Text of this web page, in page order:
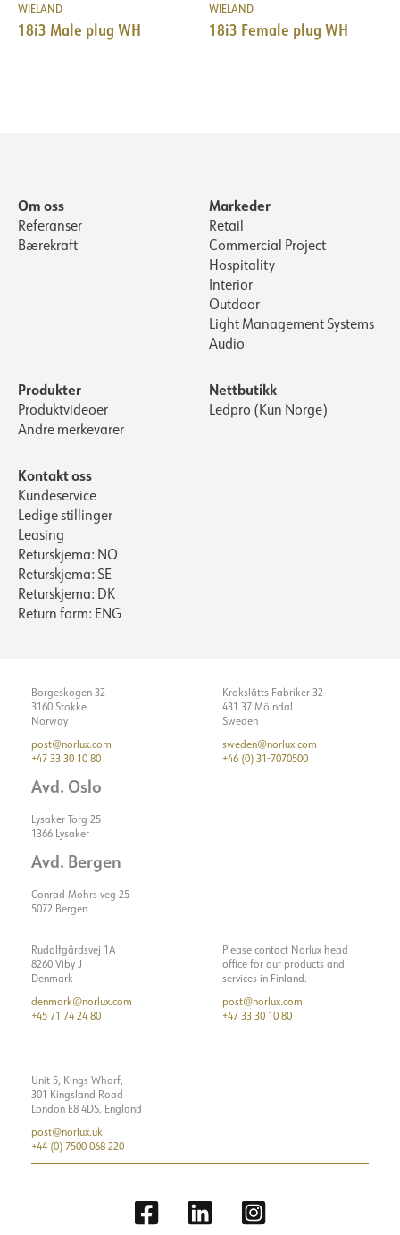
WIELAND
18i3 Male plug WH
WIELAND
18i3 Female plug WH
Om oss
Referanser
Bærekraft
Markeder
Retail
Commercial Project
Hospitality
Interior
Outdoor
Light Management Systems
Audio
Produkter
Produktvideoer
Andre merkevarer
Nettbutikk
Ledpro (Kun Norge)
Kontakt oss
Kundeservice
Ledige stillinger
Leasing
Returskjema: NO
Returskjema: SE
Returskjema: DK
Return form: ENG
Borgeskogen 32
3160 Stokke
Norway
post@norlux.com
+47 33 30 10 80
Avd. Oslo
Lysaker Torg 25
1366 Lysaker
Avd. Bergen
Conrad Mohrs veg 25
5072 Bergen
Krokslätts Fabriker 32
431 37 Mölndal
Sweden
sweden@norlux.com
+46 (0) 31-7070500
Rudolfgårdsvej 1A
8260 Viby J
Denmark
denmark@norlux.com
+45 71 74 24 80
Please contact Norlux head
office for our products and
services in Finland.
post@norlux.com
+47 33 30 10 80
Unit 5, Kings Wharf,
301 Kingsland Road
London E8 4DS, England
post@norlux.uk
+44 (0) 7500 068 220